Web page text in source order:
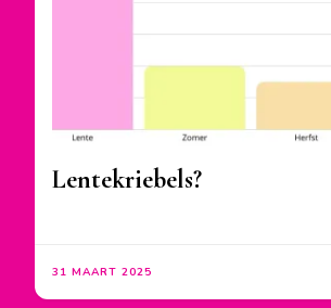
Lentekriebels?
31 MAART 2025